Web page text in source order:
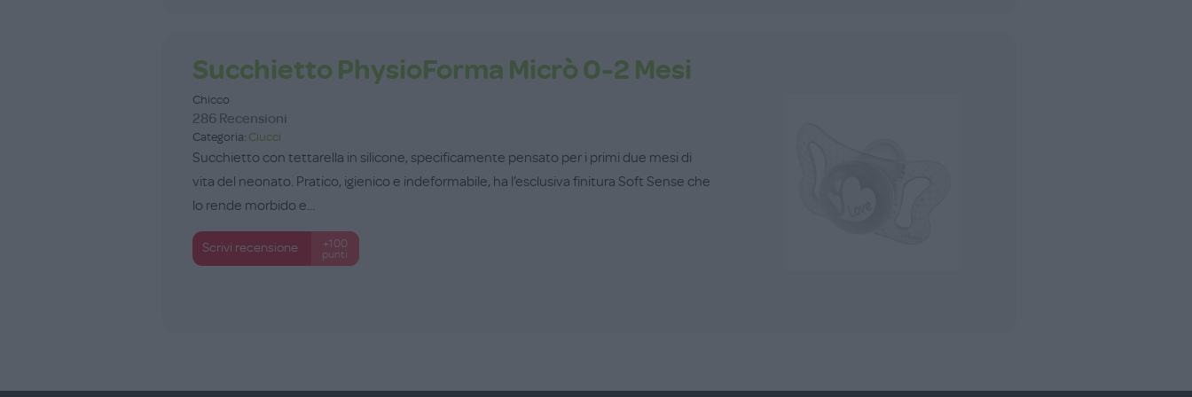
Succhietto PhysioForma Micrò 0-2 Mesi
Chicco
286 Recensioni
Categoria: Ciucci
Succhietto con tettarella in silicone, specificamente pensato per i primi due mesi di
vita del neonato. Pratico, igienico e indeformabile, ha l’esclusiva finitura Soft Sense che
lo rende morbido e...
Scrivi recensione
+100
punti